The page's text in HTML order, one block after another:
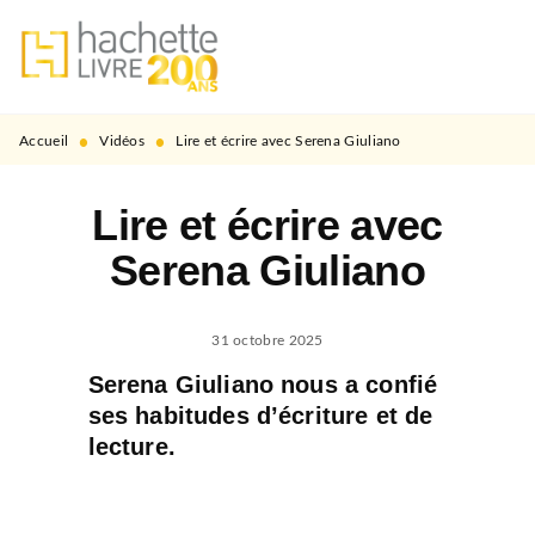
MENU RECHERCHE
PIED DE PAGE
Accueil • Vidéos • Lire et écrire avec Serena Giuliano
Lire et écrire avec
Serena Giuliano
31 octobre 2025
Serena Giuliano nous a confié
ses habitudes d’écriture et de
lecture.